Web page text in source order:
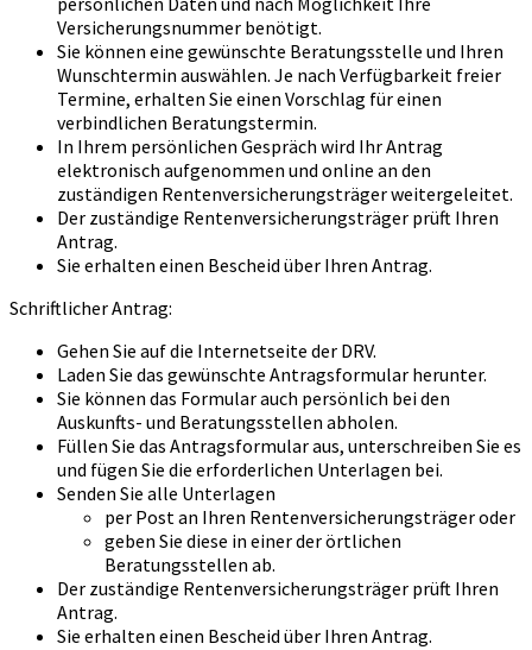
Versicherungsnummer benötigt.
Sie können eine gewünschte Beratungsstelle und Ihren
Wunschtermin auswählen. Je nach Verfügbarkeit freier
Termine, erhalten Sie einen Vorschlag für einen
verbindlichen Beratungstermin.
In Ihrem persönlichen Gespräch wird Ihr Antrag
elektronisch aufgenommen und online an den
zuständigen Rentenversicherungsträger weitergeleitet.
Der zuständige Rentenversicherungsträger prüft Ihren
Antrag.
Sie erhalten einen Bescheid über Ihren Antrag.
Schriftlicher Antrag:
Gehen Sie auf die Internetseite der DRV.
Laden Sie das gewünschte Antragsformular herunter.
Sie können das Formular auch persönlich bei den
Auskunfts­- und Beratungsstellen abholen.
Füllen Sie das Antragsformular aus, unterschreiben Sie es
und fügen Sie die erforderlichen Unterlagen bei.
Senden Sie alle Unterlagen
per Post an Ihren Rentenversicherungsträger oder
geben Sie diese in einer der örtlichen
Beratungsstellen ab.
Der zuständige Rentenversicherungsträger prüft Ihren
Antrag.
Sie erhalten einen Bescheid über Ihren Antrag.